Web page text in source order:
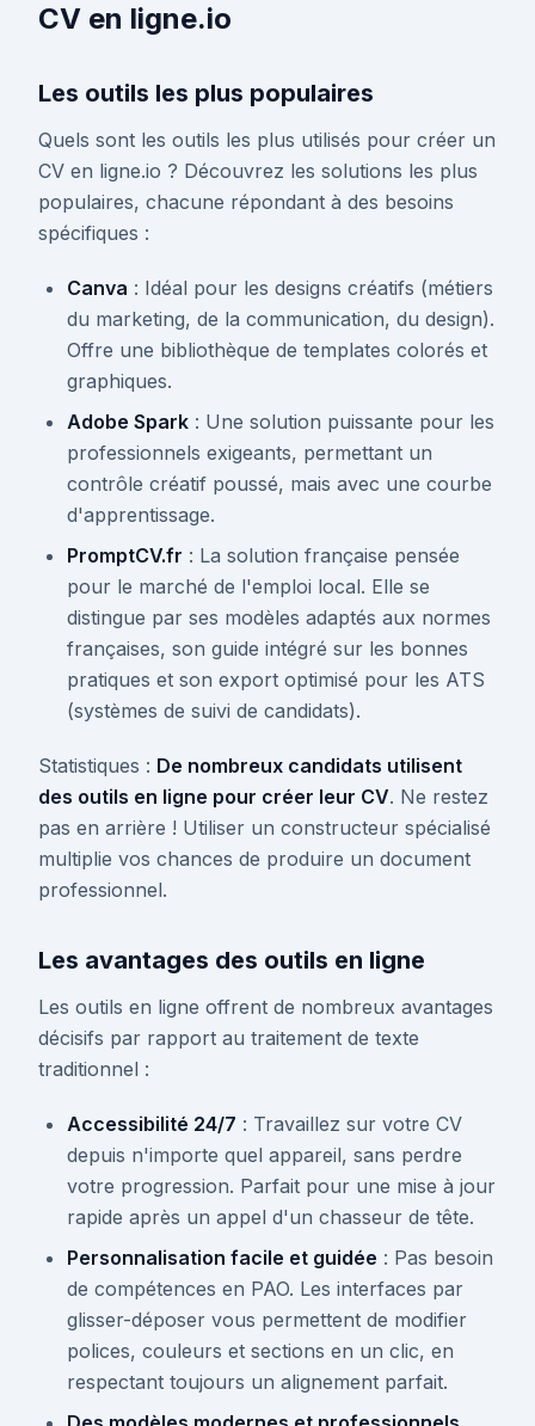
CV en ligne.io
Les outils les plus populaires
Quels sont les outils les plus utilisés pour créer un
CV en ligne.io ? Découvrez les solutions les plus
populaires, chacune répondant à des besoins
spécifiques :
Canva : Idéal pour les designs créatifs (métiers
du marketing, de la communication, du design).
Offre une bibliothèque de templates colorés et
graphiques.
Adobe Spark : Une solution puissante pour les
professionnels exigeants, permettant un
contrôle créatif poussé, mais avec une courbe
d'apprentissage.
PromptCV.fr : La solution française pensée
pour le marché de l'emploi local. Elle se
distingue par ses modèles adaptés aux normes
françaises, son guide intégré sur les bonnes
pratiques et son export optimisé pour les ATS
(systèmes de suivi de candidats).
Statistiques : De nombreux candidats utilisent
des outils en ligne pour créer leur CV. Ne restez
pas en arrière ! Utiliser un constructeur spécialisé
multiplie vos chances de produire un document
professionnel.
Les avantages des outils en ligne
Les outils en ligne offrent de nombreux avantages
décisifs par rapport au traitement de texte
traditionnel :
Accessibilité 24/7 : Travaillez sur votre CV
depuis n'importe quel appareil, sans perdre
votre progression. Parfait pour une mise à jour
rapide après un appel d'un chasseur de tête.
Personnalisation facile et guidée : Pas besoin
de compétences en PAO. Les interfaces par
glisser-déposer vous permettent de modifier
polices, couleurs et sections en un clic, en
respectant toujours un alignement parfait.